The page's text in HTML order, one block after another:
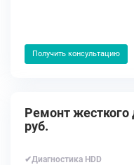
Получить консультацию
Ремонт жесткого
руб.
✔Диагностика HDD